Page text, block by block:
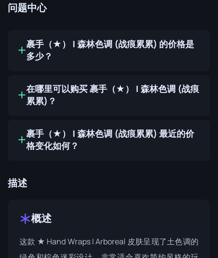
问题中心
裹手（★） | 森林色调 (战痕累累) 的价格是
多少？
在哪里可以购买 裹手（★） | 森林色调 (战痕
累累)？
裹手（★） | 森林色调 (战痕累累) 最近的价
格变化如何？
描述
概述
这款 ★ Hand Wraps | Arboreal 皮肤呈现了土色调的